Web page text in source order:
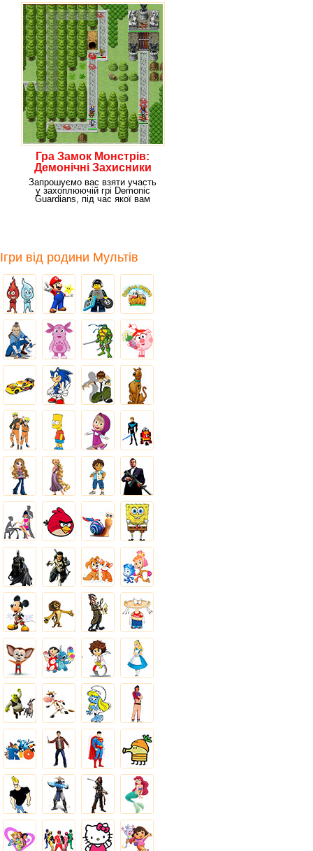
Гра Замок Монстрів:
Демонічні Захисники
Запрошуємо вас взяти участь
у захоплюючій грі Demonic
Guardians, під час якої вам
Ігри від родини Мультів